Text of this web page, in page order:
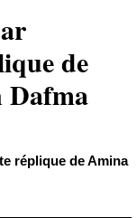
de
Dafma
réplique de Amina